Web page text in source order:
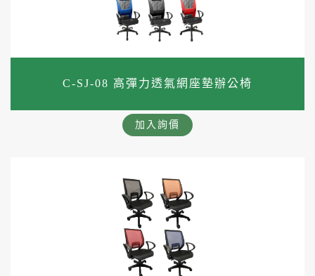
C-SJ-08 高彈力透氣網座墊辦公椅
加入詢價